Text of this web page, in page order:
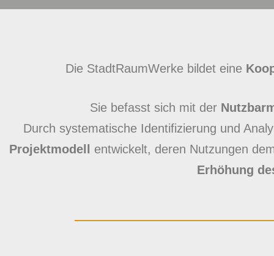
Die StadtRaumWerke bildet eine
Sie befasst sich mit der
Durch systematische Identifizierung und
Projektmodell
entwickelt, deren Nutzungen
Erhöhung